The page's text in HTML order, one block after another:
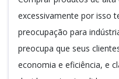
excessivamente por isso
preocupação para
preocupa que seus
economia e eficiência, e